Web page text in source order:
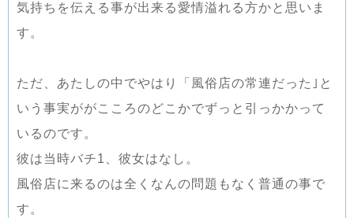
気持ちを伝える事が出来る愛情溢れる方かと思いま
す。
ただ、あたしの中でやはり「風俗店の常連だった｣と
いう事実ががこころのどこかでずっと引っかかって
いるのです。
彼は当時バチ1、彼女はなし。
風俗店に来るのは全くなんの問題もなく普通の事で
す。